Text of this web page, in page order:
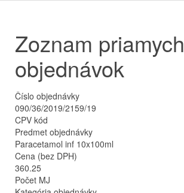
Zoznam priamych
objednávok
Číslo objednávky
090/36/2019/2159/19
CPV kód
Predmet objednávky
Paracetamol inf 10x100ml
Cena (bez DPH)
360.25
Počet MJ